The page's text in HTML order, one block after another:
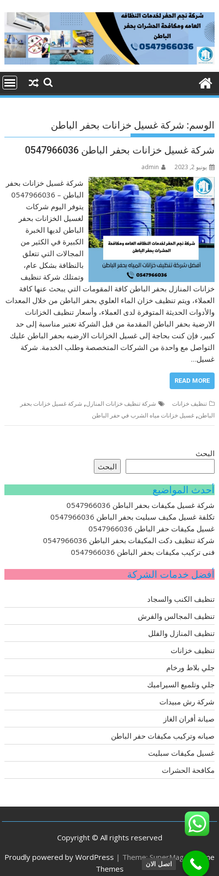
content
الوسم: شركة غسيل خزانات بحفر الباطن
شركة غسيل خزانات بحفر الباطن 0547966036
يونيو 2, 2023 admin
شركة غسيل خزانات بحفر
الباطن – 0547966036
يتوفر اليوم شركات
لغسيل الخزانات بحفر
الباطن لديها الخبرة
الكبيرة في الكثير من
المجالات التي تتعلق
بالنظافة بشكل عام،
وتمتلك شركة تنظيف
خزانات المنازل بحفر الباطن كافة المقومات التي يبحث عنها كافة
العملاء، ويتم تنظيف خزان الماء العلوي بحفر الباطن من خلال المعدات
والأدوات الحديثة المتوفرة لدى العملاء، وأسعار تنظيف الخزانات
الارضية بحفر الباطن المقدمة من قبل الشركة تعتبر مناسبة إلى حد
كبير، فإن كنت بحاجة إلى غسيل الخزانات الارضيه بحفر الباطن عليك
التواصل مع واحدة من الشركات المتخصصة وطلب الخدمة. شركة
غسيل…
READ MORE
تنظيف خزانات شركة تنظيف خزانات المنازل, شركة غسيل خزانات بحفر
الباطن,غسيل خزانات مياه الشرب في حفر الباطن
البحث
البحث
أحدث المواضيع
شركة غسيل مكيفات بحفر الباطن 0547966036
تكلفة غسيل مكيف سبليت بحفر الباطن 0547966036
غسيل مكيفات حفر الباطن 0547966036
شركة تنظيف دكت المكيفات بحفر الباطن 0547966036
فنى تركيب مكيفات بحفر الباطن 0547966036
أفضل خدمات الشركة
تنظيف الكنب والسجاد
تنظيف المجالس والفرش
تنظيف المنازل والفلل
تنظيف خزانات
جلي بلاط ورخام
جلي وتلميع السيراميك
شركة رش مبيدات
صيانة أفران الغاز
صيانه وتركيب مكيفات حفر الباطن
غسيل مكيفات سبليت
مكافحة الحشرات
Copyright © All rights reserved
Proudly powered by WordPress | Theme: SuperMag by
Acme
Themes
اتصل الان